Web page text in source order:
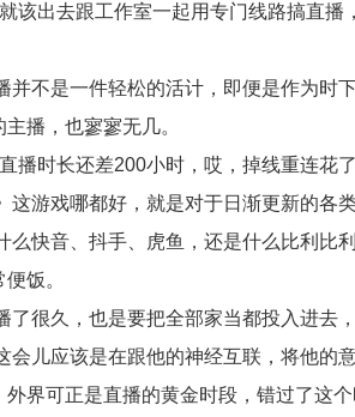
该出去跟工作室一起用专门线路搞直
并不是一件轻松的活计，即便是作为时
主播，也寥寥无几。
播时长还差200小时，哎，掉线重连花
这游戏哪都好，就是对于日渐更新的各
么快音、抖手、虎鱼，还是什么比利比
饭。
了很久，也是要把全部家当都投入进去
会儿应该是在跟他的神经互联，将他的
外界可正是直播的黄金时段，错过了这